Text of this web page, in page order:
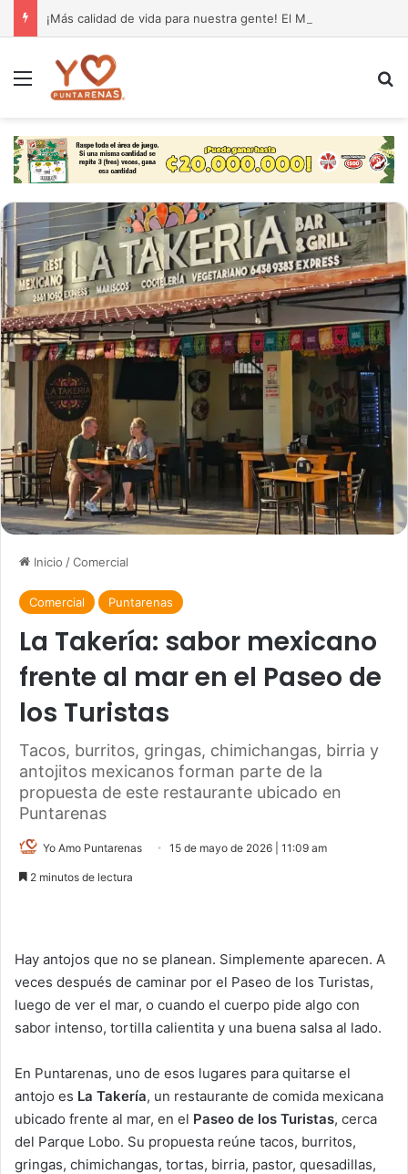
Menú
Inicio /Comercial
Comercial Puntarenas
La Takería: sabor mexicano
frente al mar en el Paseo de
los Turistas
Tacos, burritos, gringas, chimichangas, birria y
antojitos mexicanos forman parte de la
propuesta de este restaurante ubicado en
Puntarenas
Yo Amo Puntarenas 15 de mayo de 2026 | 11:09 am
2 minutos de lectura
Hay antojos que no se planean. Simplemente aparecen. A
veces después de caminar por el Paseo de los Turistas,
luego de ver el mar, o cuando el cuerpo pide algo con
sabor intenso, tortilla calientita y una buena salsa al lado.
En Puntarenas, uno de esos lugares para quitarse el
antojo es La Takería, un restaurante de comida mexicana
ubicado frente al mar, en el Paseo de los Turistas, cerca
del Parque Lobo. Su propuesta reúne tacos, burritos,
gringas, chimichangas, tortas, birria, pastor, quesadillas,